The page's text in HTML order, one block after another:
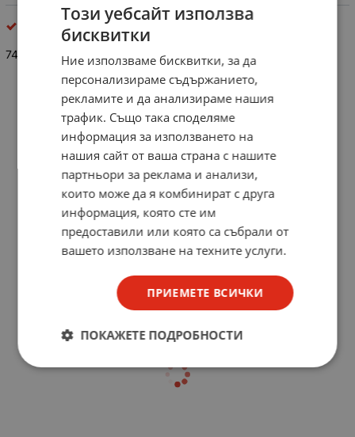
интегрални схеми
74 LS 91P
Този уебсайт използва
бисквитки
Ние използваме бисквитки, за да
персонализираме съдържанието,
рекламите и да анализираме нашия
трафик. Също така споделяме
информация за използването на
нашия сайт от ваша страна с нашите
партньори за реклама и анализи,
които може да я комбинират с друга
информация, която сте им
предоставили или която са събрали от
вашето използване на техните услуги.
ПРИЕМЕТЕ ВСИЧКИ
ПОКАЖЕТЕ ПОДРОБНОСТИ